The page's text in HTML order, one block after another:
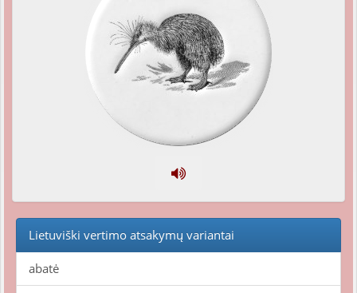
Lietuviški vertimo atsakymų variantai
abatė